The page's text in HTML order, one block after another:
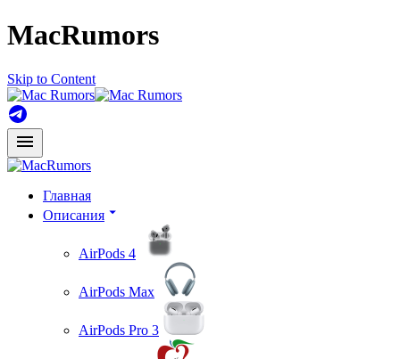
MacRumors
Skip to Content
Главная
Описания
AirPods 4
AirPods Max
AirPods Pro 3